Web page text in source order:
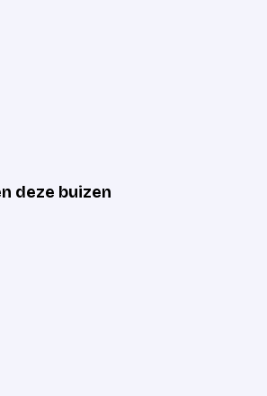
deze buizen